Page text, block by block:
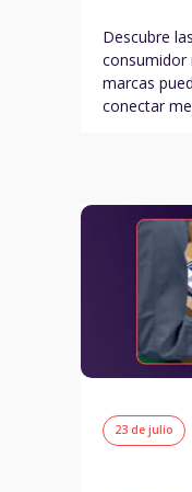
Descubre
consumidor
marcas
conectar
23 de julio